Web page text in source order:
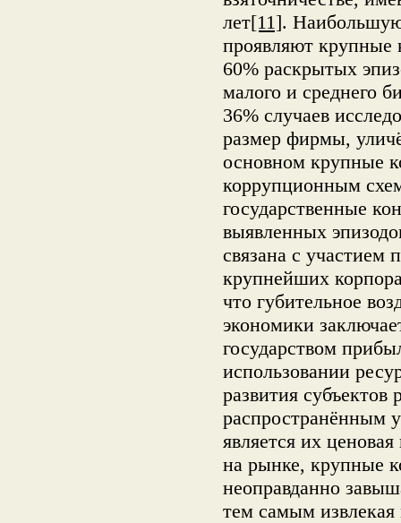
лет[11].
проявляют крупные
60% раскрытых
малого и среднего
36% случаев
размер фирмы,
основном крупные
коррупционным
государственные
выявленных
связана с участием
крупнейших
что губительное
экономики
государством
использовании
развития
распространённым
является их
на рынке, крупные
неоправданно
тем самым